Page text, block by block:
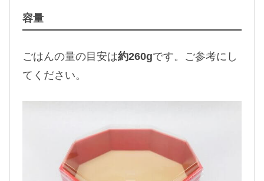
容量
ごはんの量の目安は約260gです。ご参考にし
てください。